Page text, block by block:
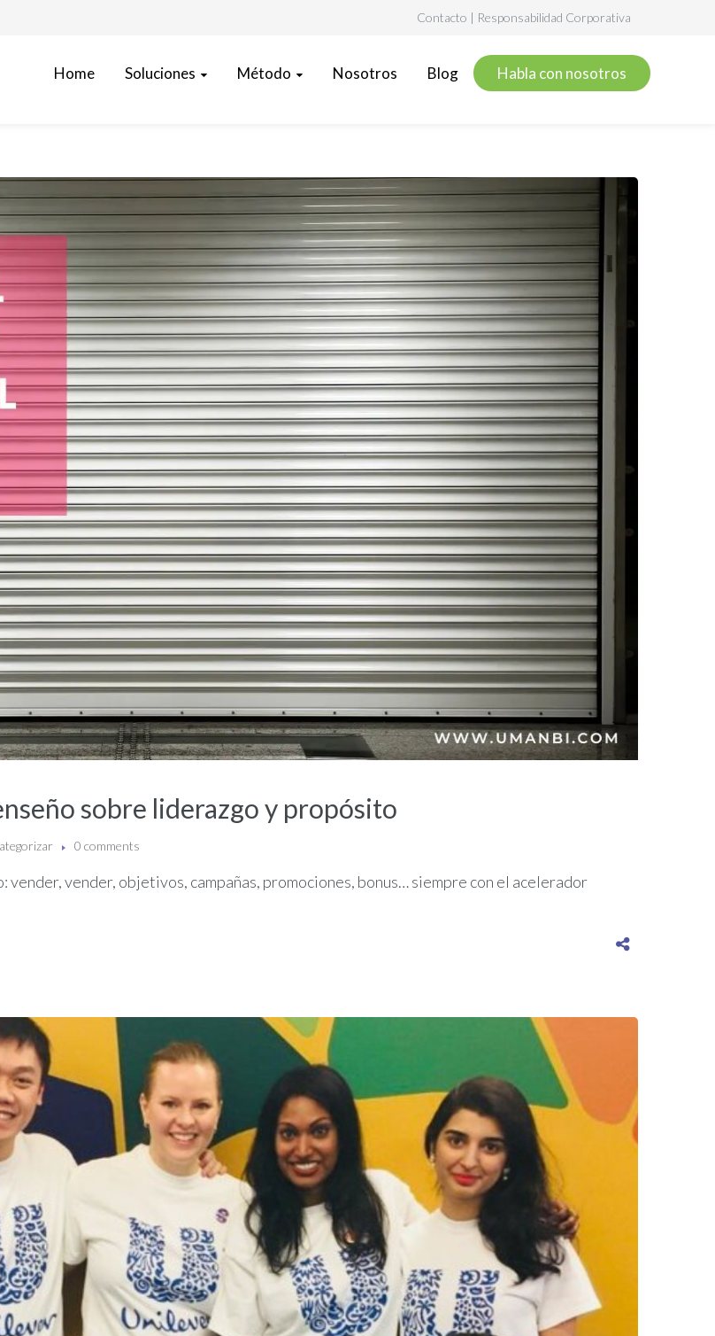
Contacto | Responsabilidad Corporativa
Home Soluciones Método Nosotros Blog Habla con nosotros
sobre liderazgo y propósito
0 comments
vender, objetivos, campañas, promociones, bonus… siempre con el acelerador